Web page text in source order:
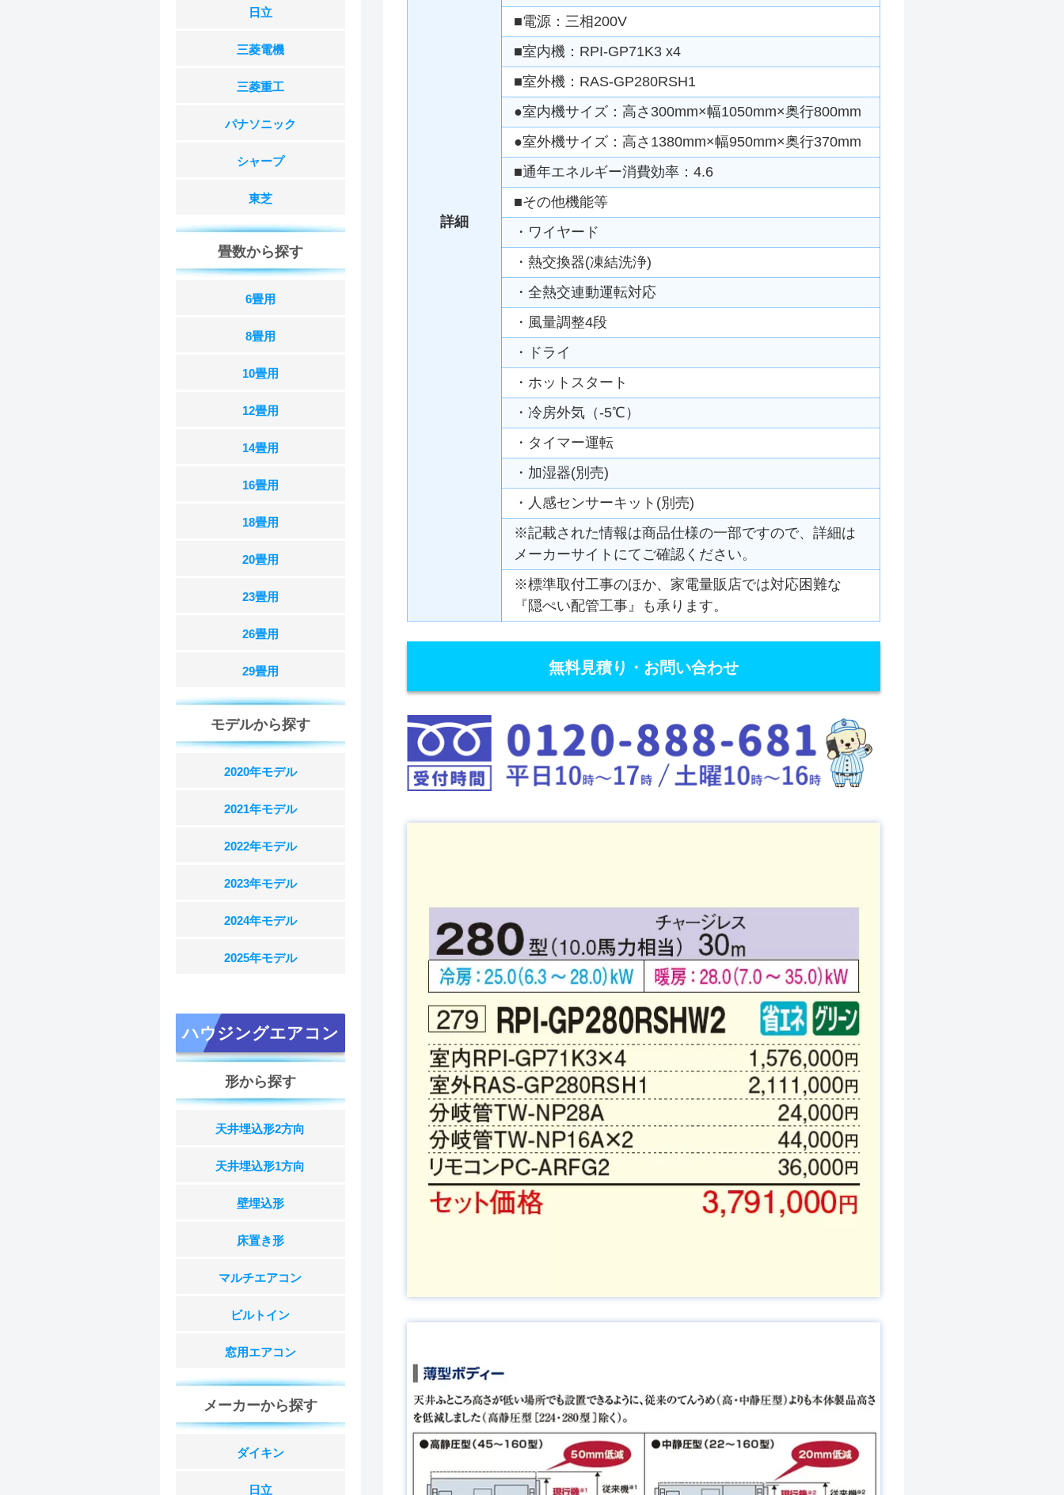
詳細
■電源：三相200V
■室内機：RPI-GP71K3 x4
■室外機：RAS-GP280RSH1
●室内機サイズ：高さ300mm×幅1050mm×奥行800mm
●室外機サイズ：高さ1380mm×幅950mm×奥行370mm
■通年エネルギー消費効率：4.6
■その他機能等
・ワイヤード
・熱交換器(凍結洗浄)
・全熱交連動運転対応
・風量調整4段
・ドライ
・ホットスタート
・冷房外気（-5℃）
・タイマー運転
・加湿器(別売)
・人感センサーキット(別売)
※記載された情報は商品仕様の一部ですので、詳細は
メーカーサイトにてご確認ください。
※標準取付工事のほか、家電量販店では対応困難な
『隠ぺい配管工事』も承ります。
無料見積り・お問い合わせ
日立
三菱電機
三菱重工
パナソニック
シャープ
東芝
畳数から探す
6畳用
8畳用
10畳用
12畳用
14畳用
16畳用
18畳用
20畳用
23畳用
26畳用
29畳用
モデルから探す
2020年モデル
2021年モデル
2022年モデル
2023年モデル
2024年モデル
2025年モデル
ハウジングエアコン
形から探す
天井埋込形2方向
天井埋込形1方向
壁埋込形
床置き形
マルチエアコン
ビルトイン
窓用エアコン
メーカーから探す
ダイキン
日立